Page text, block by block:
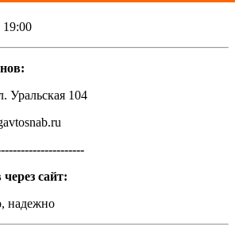
Уральская 104
сайт:
надежно